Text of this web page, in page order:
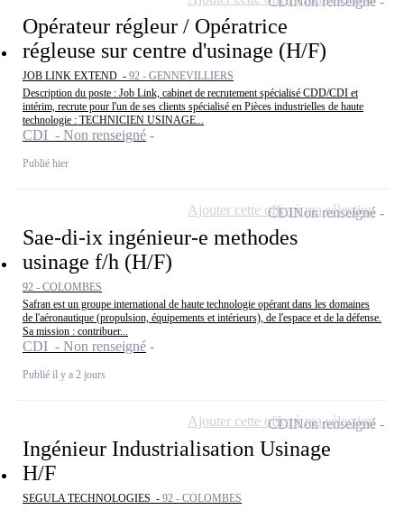
Opérateur régleur / Opératrice
régleuse sur centre d'usinage (H/F)
JOB LINK EXTEND - 92 - GENNEVILLIERS
Description du poste : Job Link, cabinet de recrutement spécialisé CDD/CDI et
intérim, recrute pour l'un de ses clients spécialisé en Pièces industrielles de haute
technologie : TECHNICIEN USINAGE...
CDI - Non renseigné
Publié hier
Sae-di-ix ingénieur-e methodes
usinage f/h (H/F)
92 - COLOMBES
Safran est un groupe international de haute technologie opérant dans les domaines
de l'aéronautique (propulsion, équipements et intérieurs), de l'espace et de la défense.
Sa mission : contribuer...
CDI - Non renseigné
Publié il y a 2 jours
CDINon renseigné
Ajouter cette offre à ma sélection
Ingénieur Industrialisation Usinage
H/F
SEGULA TECHNOLOGIES - 92 - COLOMBES
CDINon renseigné
Ajouter cette offre à ma sélection